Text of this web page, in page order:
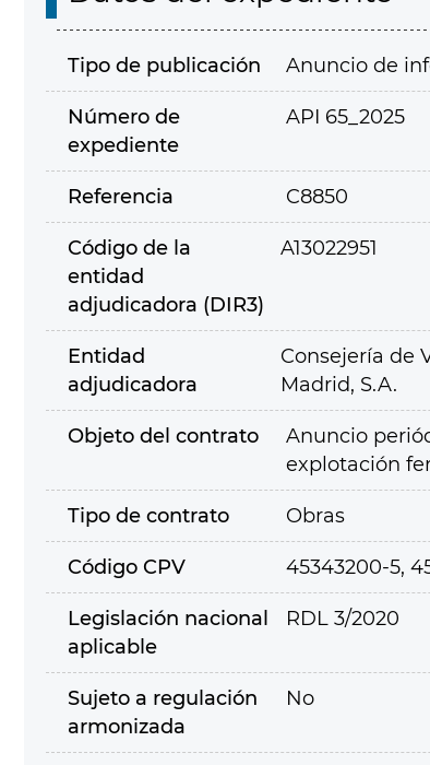
Tipo de publicación Anuncio de
Número de
expediente
API 65_2025
Referencia C8850
Código de la
entidad
adjudicadora (DIR3)
A13022951
Entidad
adjudicadora
Consejería de
Madrid, S.A.
Objeto del contrato
Anuncio
explotación
Tipo de contrato Obras
Código CPV 45343200-5,
Legislación nacional
aplicable
RDL 3/2020
Sujeto a regulación
armonizada
No